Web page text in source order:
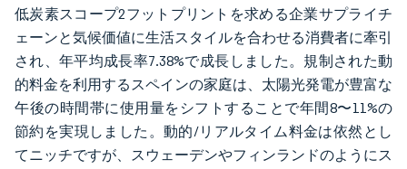
低炭素スコープ2フットプリントを求める企業サプライチ
ェーンと気候価値に生活スタイルを合わせる消費者に牽引
され、年平均成長率7.38%で成長しました。規制された動
的料金を利用するスペインの家庭は、太陽光発電が豊富な
午後の時間帯に使用量をシフトすることで年間8〜11%の
節約を実現しました。動的/リアルタイム料金は依然とし
てニッチですが、スウェーデンやフィンランドのようにス